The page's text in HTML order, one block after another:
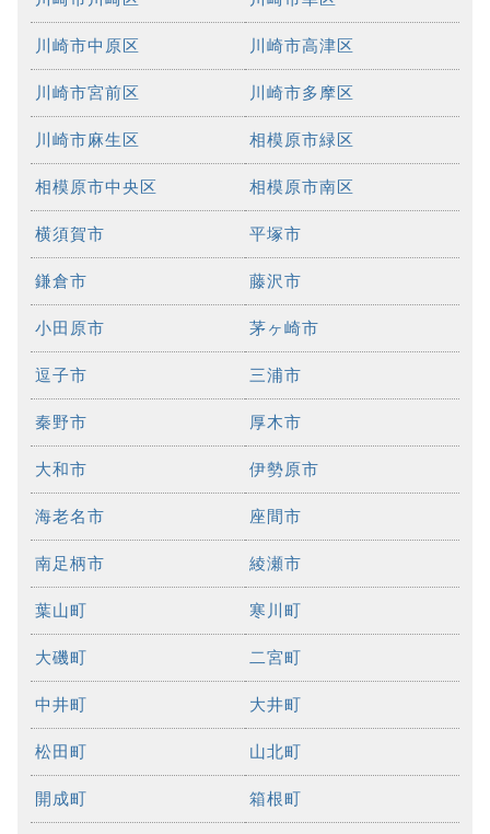
川崎市中原区 川崎市高津区
川崎市宮前区 川崎市多摩区
川崎市麻生区 相模原市緑区
相模原市中央区 相模原市南区
横須賀市 平塚市
鎌倉市 藤沢市
小田原市 茅ヶ崎市
逗子市 三浦市
秦野市 厚木市
大和市 伊勢原市
海老名市 座間市
南足柄市 綾瀬市
葉山町 寒川町
大磯町 二宮町
中井町 大井町
松田町 山北町
開成町 箱根町